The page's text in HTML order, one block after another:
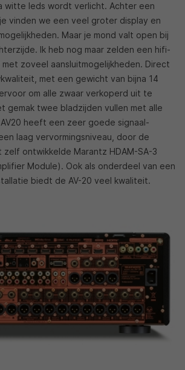
witte leds wordt verlicht. Achter een
vinden we een veel groter display en
Maar je mond valt open bij
Ik heb nog maar zelden een hifi-
zoveel aansluitmogelijkheden. Direct
met een gewicht van bijna 14
om alle zwaar verkoperd uit te
gemak twee bladzijden vullen met alle
heeft een zeer goede signaal-
laag vervormingsniveau, door de
ontwikkelde Marantz HDAM-SA-3
Module). Ook als onderdeel van een
biedt de AV-20 veel kwaliteit.